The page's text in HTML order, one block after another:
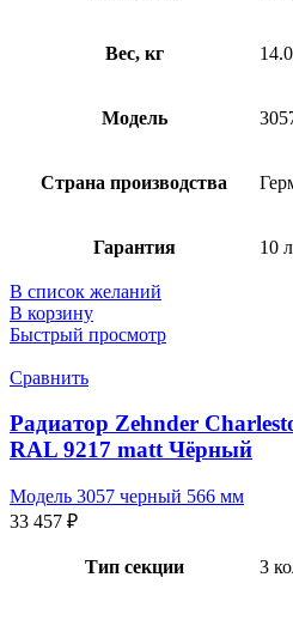
Вес, кг
Модель
Страна производства
Гарантия 10
В список желаний
В корзину
Быстрый просмотр
Сравнить
Радиатор Zehnder
RAL 9217 matt Чёрный
Модель 3057 черный 566 мм
33 457 ₽
Тип секции 3